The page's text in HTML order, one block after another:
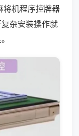
将机程序控牌器
杂安装操作就